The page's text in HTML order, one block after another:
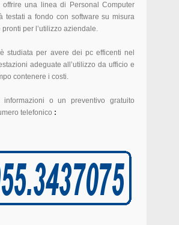
offrire una linea di Personal Computer
testati a fondo con software su misura
per l’utilizzo aziendale.
studiata per avere dei pc efficenti nel
adeguate all’utilizzo da ufficio e
contenere i costi.
informazioni o un preventivo gratuito
telefonico :